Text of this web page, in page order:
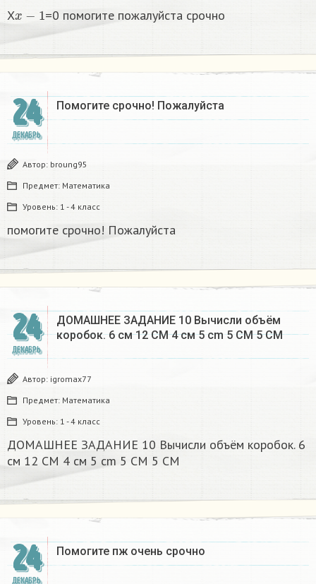
X =0 помогите пожалуйста срочно
24
ДЕКАБРЬ
Помогите срочно! Пожалуйста
Автор: broung95
Предмет: Математика
Уровень: 1 - 4 класс
помогите срочно! Пожалуйста
24
ДЕКАБРЬ
ДОМАШНЕЕ ЗАДАНИЕ 10 Вычисли объём
коробок. 6 см 12 CM 4 см 5 cm 5 CM 5 CM​
Автор: igromax77
Предмет: Математика
Уровень: 1 - 4 класс
ДОМАШНЕЕ ЗАДАНИЕ 10 Вычисли объём коробок. 6
см 12 CM 4 см 5 cm 5 CM 5 CM​
24
ДЕКАБРЬ
Помогите пж очень срочно​